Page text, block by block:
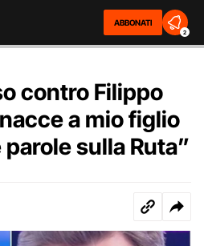
ABBONATI
2
contro Filippo
a mio figlio
sulla Ruta”